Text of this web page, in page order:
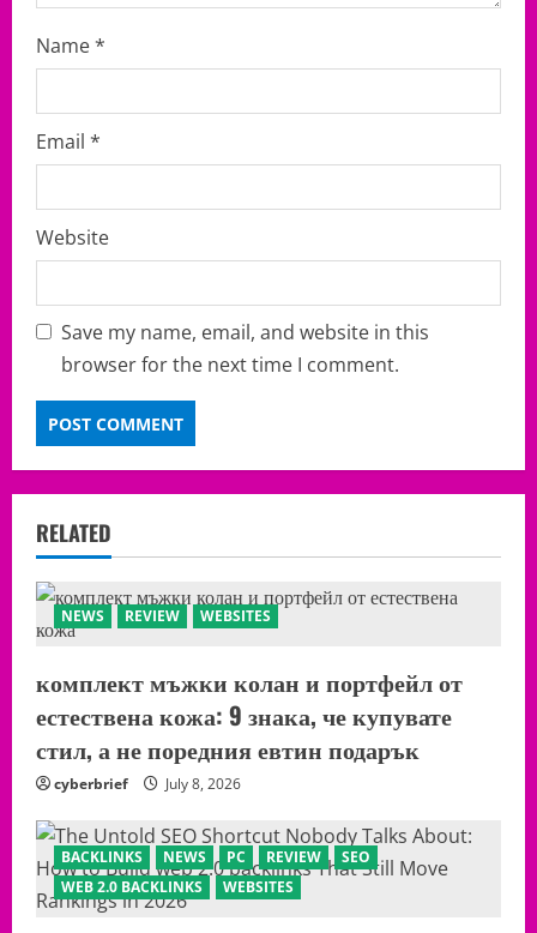
Name*
Email *
Website
Save my name, email, and website in this
browser for the next time I comment.
RELATED
NEWS REVIEW WEBSITES
комплект мъжки колан и портфейл от
естествена кожа: 9 знака, че купувате
стил, а не поредния евтин подарък
cyberbrief July 8, 2026
BACKLINKS NEWS PC REVIEW
SEO
WEB 2.0 BACKLINKS
WEBSITES